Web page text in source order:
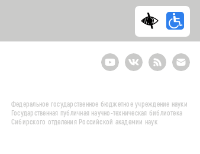
YoutubeВКонтактеRSS
E-
mail
подписка
Федеральное государственное бюджетное учреждение науки
Государственная публичная научно-техническая библиотека
Сибирского отделения Российской академии наук